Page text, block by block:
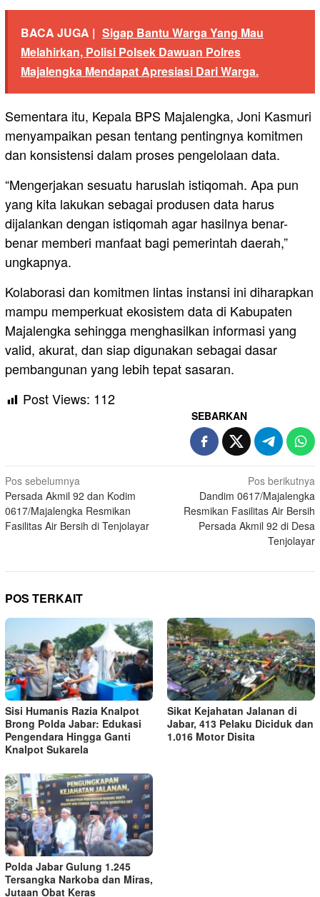
BACA JUGA | Sigap Bantu Warga Yang Mau
Melahirkan, Polisi Polsek Dawuan Polres
Majalengka Mendapat Apresiasi Dari Warga.
Sementara itu, Kepala BPS Majalengka, Joni Kasmuri
menyampaikan pesan tentang pentingnya komitmen
dan konsistensi dalam proses pengelolaan data.
“Mengerjakan sesuatu haruslah istiqomah. Apa pun
yang kita lakukan sebagai produsen data harus
dijalankan dengan istiqomah agar hasilnya benar-
benar memberi manfaat bagi pemerintah daerah,”
ungkapnya.
Kolaborasi dan komitmen lintas instansi ini diharapkan
mampu memperkuat ekosistem data di Kabupaten
Majalengka sehingga menghasilkan informasi yang
valid, akurat, dan siap digunakan sebagai dasar
pembangunan yang lebih tepat sasaran.
Post Views: 112
SEBARKAN
Navigasi
pos
Pos sebelumnya
Persada Akmil 92 dan Kodim
0617/Majalengka Resmikan
Fasilitas Air Bersih di Tenjolayar
Pos berikutnya
Dandim 0617/Majalengka
Resmikan Fasilitas Air Bersih
Persada Akmil 92 di Desa
Tenjolayar
POS TERKAIT
Sisi Humanis Razia Knalpot
Brong Polda Jabar: Edukasi
Pengendara Hingga Ganti
Knalpot Sukarela
Sikat Kejahatan Jalanan di
Jabar, 413 Pelaku Diciduk dan
1.016 Motor Disita
Polda Jabar Gulung 1.245
Tersangka Narkoba dan Miras,
Jutaan Obat Keras